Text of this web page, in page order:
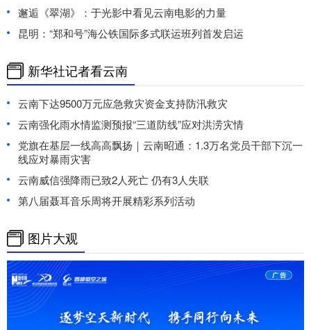
邂逅《翠湖》：于光影中看见云南电影的力量
昆明：“郑和号”海公铁国际多式联运班列首发启运
新华社记者看云南
云南下达9500万元应急救灾资金支持防汛救灾
云南强化雨水情监测预报“三道防线”应对洪涝灾情
党旗在基层一线高高飘扬｜云南昭通：1.3万名党员干部下沉一
线应对暴雨灾害
云南威信强降雨已致2人死亡 仍有3人失联
第八届聂耳音乐周将开展精彩系列活动
图片大观